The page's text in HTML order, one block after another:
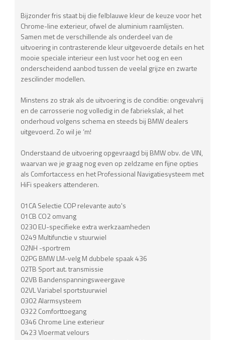
Bijzonder fris staat bij die felblauwe kleur de keuze voor het
Chrome-line exterieur, ofwel de aluminium raamlijsten.
Samen met de verschillende als onderdeel van de
uitvoering in contrasterende kleur uitgevoerde details en het
mooie speciale interieur een lust voor het oog en een
onderscheidend aanbod tussen de veelal grijze en zwarte
zescilinder modellen.
Minstens zo strak als de uitvoering is de conditie: ongevalvrij
en de carrosserie nog volledig in de fabriekslak, al het
onderhoud volgens schema en steeds bij BMW dealers
uitgevoerd. Zo wil je ‘m!
Onderstaand de uitvoering opgevraagd bij BMW obv. de VIN,
waarvan we je graag nog even op zeldzame en fijne opties
als Comfortaccess en het Professional Navigatiesysteem met
HiFi speakers attenderen.
01CA Selectie COP relevante auto's
01CB CO2 omvang
0230 EU-specifieke extra werkzaamheden
0249 Multifunctie v stuurwiel
02NH -sportrem
02PG BMW LM-velg M dubbele spaak 436
02TB Sport aut. transmissie
02VB Bandenspanningsweergave
02VL Variabel sportstuurwiel
0302 Alarmsysteem
0322 Comforttoegang
0346 Chrome Line exterieur
0423 Vloermat velours